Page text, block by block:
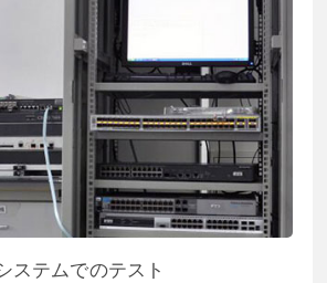
ステムでのテスト